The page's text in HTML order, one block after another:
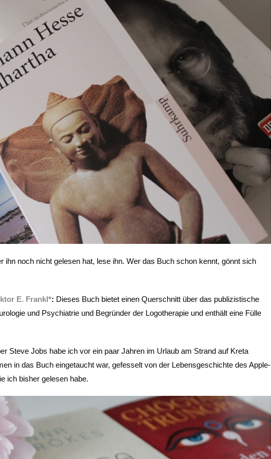
ihn noch nicht gelesen hat, lese ihn. Wer das Buch schon kennt, gönnt sich
E. Frankl*: Dieses Buch bietet einen Querschnitt über das publizistische
und Psychiatrie und Begründer der Logotherapie und enthält eine Fülle
Steve Jobs habe ich vor ein paar Jahren im Urlaub am Strand auf Kreta
in das Buch eingetaucht war, gefesselt von der Lebensgeschichte des Apple-
ich bisher gelesen habe.